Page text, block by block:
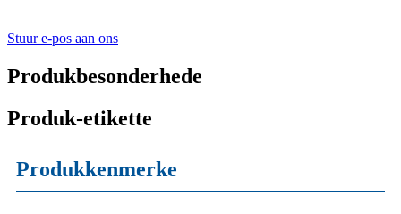
Stuur e-pos aan ons
Produkbesonderhede
Produk-etikette
Produkkenmerke